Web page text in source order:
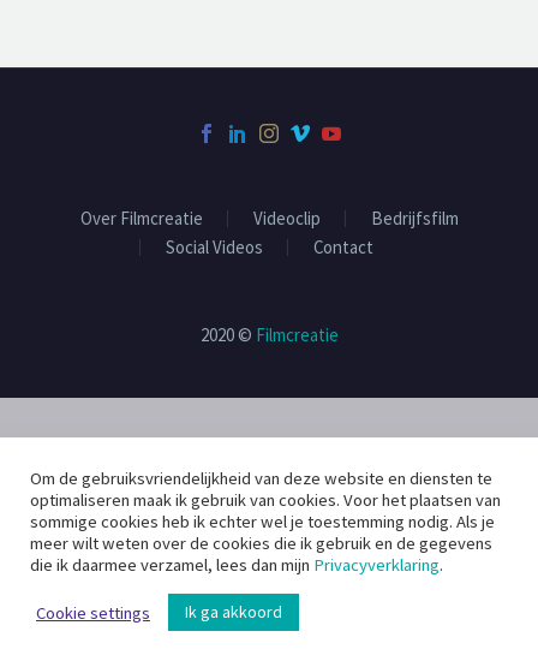
Over Filmcreatie Videoclip
Bedrijfsfilm
Social Videos
Contact
2020 © Filmcreatie
Om de gebruiksvriendelijkheid van deze website en diensten te
optimaliseren maak ik gebruik van cookies. Voor het plaatsen van
sommige cookies heb ik echter wel je toestemming nodig. Als je
meer wilt weten over de cookies die ik gebruik en de gegevens
die ik daarmee verzamel, lees dan mijn Privacyverklaring.
Cookie settings Ik ga akkoord